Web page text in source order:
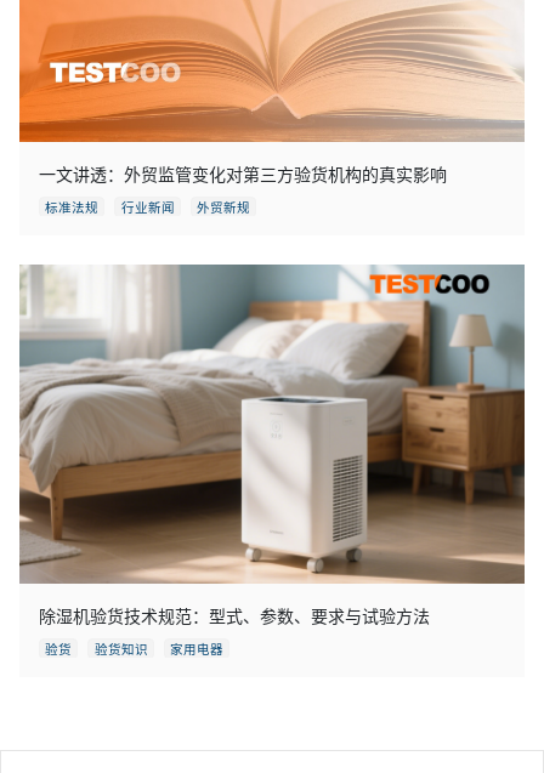
一文讲透：外贸监管变化对第三方验货机构的真实影响
标准法规 行业新闻 外贸新规
除湿机验货技术规范：型式、参数、要求与试验方法
验货 验货知识 家用电器